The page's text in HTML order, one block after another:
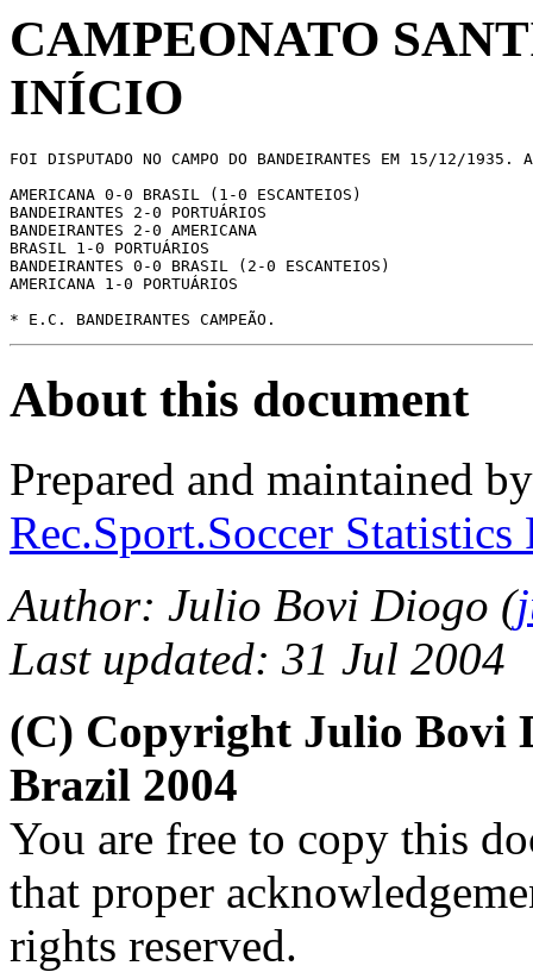
CAMPEONATO
INÍCIO
FOI DISPUTADO NO CAMPO DO BANDEIRANTES EM 15/12/1935.
AMERICANA 0-0 BRASIL (1-0 ESCANTEIOS)
BANDEIRANTES 2-0 PORTUÁRIOS
BANDEIRANTES 2-0 AMERICANA
BRASIL 1-0 PORTUÁRIOS
BANDEIRANTES 0-0 BRASIL (2-0 ESCANTEIOS)
AMERICANA 1-0 PORTUÁRIOS
* E.C. BANDEIRANTES CAMPEÃO.
About this document
Prepared and maintained
Rec.Sport.Soccer
Author: Julio Bovi Diogo (
Last updated: 31 Jul 2004
(C) Copyright Julio Bovi
Brazil 2004
You are free to copy this
that proper
rights reserved.